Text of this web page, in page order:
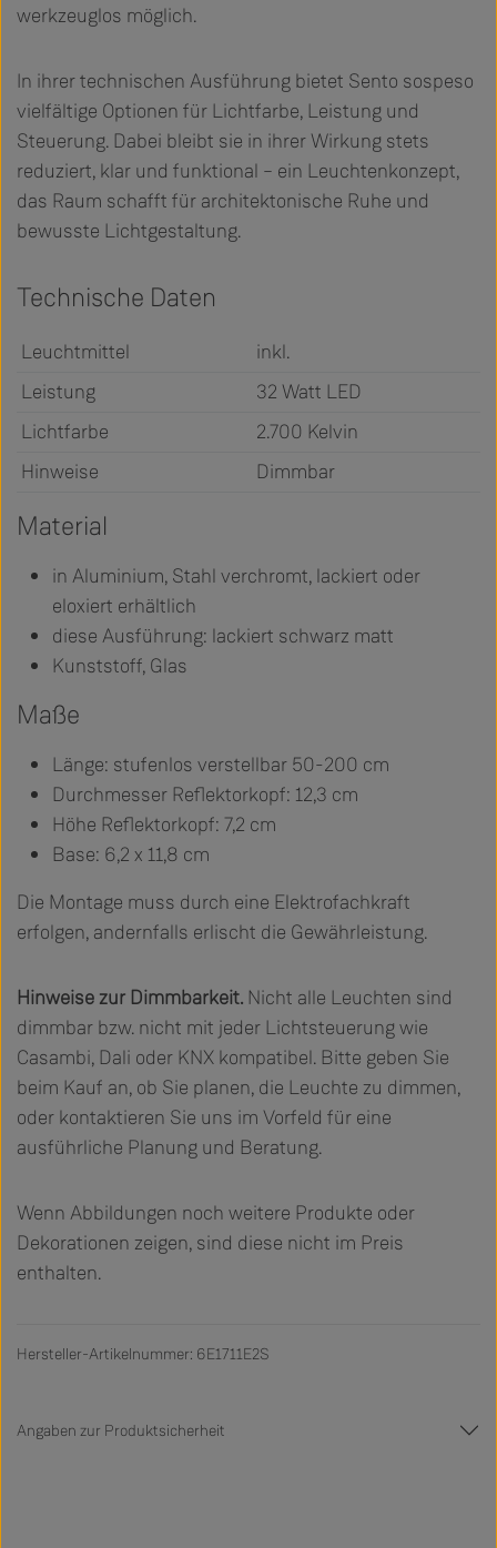
werkzeuglos möglich.
In ihrer technischen Ausführung bietet Sento sospeso
vielfältige Optionen für Lichtfarbe, Leistung und
Steuerung. Dabei bleibt sie in ihrer Wirkung stets
reduziert, klar und funktional – ein Leuchtenkonzept,
das Raum schafft für architektonische Ruhe und
bewusste Lichtgestaltung.
Technische Daten
Leuchtmittel
inkl.
Leistung
32 Watt LED
Lichtfarbe
2.700 Kelvin
Hinweise
Dimmbar
Material
in Aluminium, Stahl verchromt, lackiert oder
eloxiert erhältlich
diese Ausführung: lackiert schwarz matt
Kunststoff, Glas
Maße
Länge: stufenlos verstellbar 50-200 cm
Durchmesser Reflektorkopf: 12,3 cm
Höhe Reflektorkopf: 7,2 cm
Base: 6,2 x 11,8 cm
Die Montage muss durch eine Elektrofachkraft
erfolgen, andernfalls erlischt die Gewährleistung.
Hinweise zur Dimmbarkeit. Nicht alle Leuchten sind
dimmbar bzw. nicht mit jeder Lichtsteuerung wie
Casambi, Dali oder KNX kompatibel. Bitte geben Sie
beim Kauf an, ob Sie planen, die Leuchte zu dimmen,
oder kontaktieren Sie uns im Vorfeld für eine
ausführliche Planung und Beratung.
Wenn Abbildungen noch weitere Produkte oder
Dekorationen zeigen, sind diese nicht im Preis
enthalten.
Hersteller-Artikelnummer: 6E1711E2S
Angaben zur Produktsicherheit